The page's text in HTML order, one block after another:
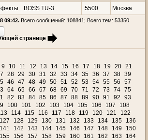
BOSS TU-3 5500 Москва
09:42.Всего сообщений: 108841; Всего тем: 53350
странице
9 10 11 12 13 14 15 16 17 18 19 20 21
28 29 30 31 32 33 34 35 36 37 38 39
46 47 48 49 50 51 52 53 54 55 56
57
64 65 66 67 68 69 70 71 72 73 74 75
82 83 84 85 86 87 88 89 90 91 92
93
100 101 102 103 104 105 106 107
108
114 115 116 117 118 119 120 121
122
127 128 129 130 131 132 133 134 135
136
141 142 143 144 145 146 147 148 149
150
155 156 157 158 159 160 161 162 163
164